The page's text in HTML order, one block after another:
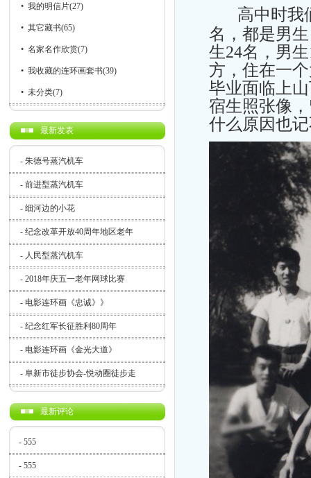
• 我的明信片(27)
• 其它藏书(65)
• 名家名作欣赏(7)
• 我收藏的连环画套书(39)
• 未分类(7)
最新发表
- 朱德号蒸汽机车
- 前进型蒸汽机车
- 细河边的小花
- 纪念改革开放40周年地区老年
- 人民型蒸汽机车
- 2018年庆五一老年网球比赛
- 电影连环画《忠诚》》
- 纪念红军长征胜利80周年
- 电影连环画《金光大道》
- 阜新市徒步协会-悦动圈徒步走
最新评论
- 555
- 555
高中时我
名，都是男
生24名，男
方，住在一
毕业面临上
宿生照张像
什么原因也